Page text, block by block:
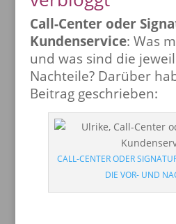
Call-Center oder
Kundenservice: Was
und was sind die
Nachteile? Darüber
Beitrag geschrieben:
CALL-CENTER ODER
DIE VOR- UND